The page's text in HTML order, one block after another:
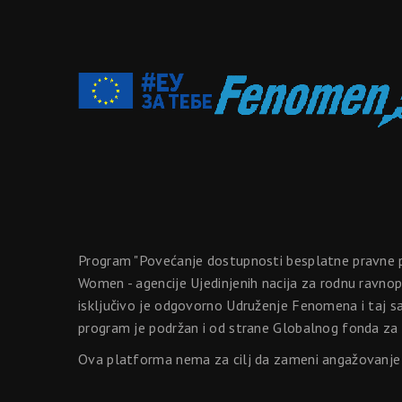
Program "Povećanje dostupnosti besplatne pravne
Women - agencije Ujedinjenih nacija za rodnu
isključivo je odgovorno Udruženje Fenomena i taj
program je podržan i od strane Globalnog fonda
Ova platforma nema za cilj da zameni